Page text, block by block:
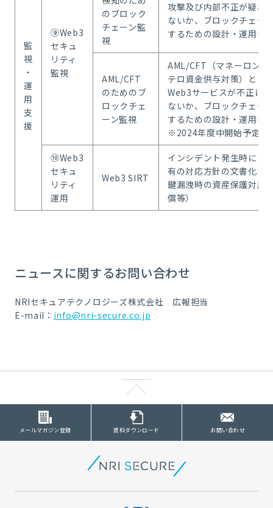
監
視
・
運
用
支
援
⑨Web3
セキュ
リティ
監視
のブロック
チェーン監
視
攻撃及び内部不正が疑わ
ないか、ブロックチェー
するための設計・運用を
AML/CFT
のためのブ
ロックチェ
ーン監視
AML/CFT（マネーロン
テロ資金供与対策）とし
Web3サービスが不正に
ないか、ブロックチェー
するための設計・運用を
※2024年度中開始予定
⑩Web3
セキュ
リティ
運用
Web3 SIRT
インシデント発生時にお
有の対応方針の文書化を
鍵漏洩時の資産保護対応
償等）
ニュースに関するお問い合わせ
NRIセキュアテクノロジーズ株式会社 広報担当
E-mail： info@nri-secure.co.jp
メールマガジン登録 資料ダウンロード お問い合わせ